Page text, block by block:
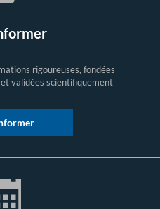
rigoureuses, fondées
validées scientifiquement